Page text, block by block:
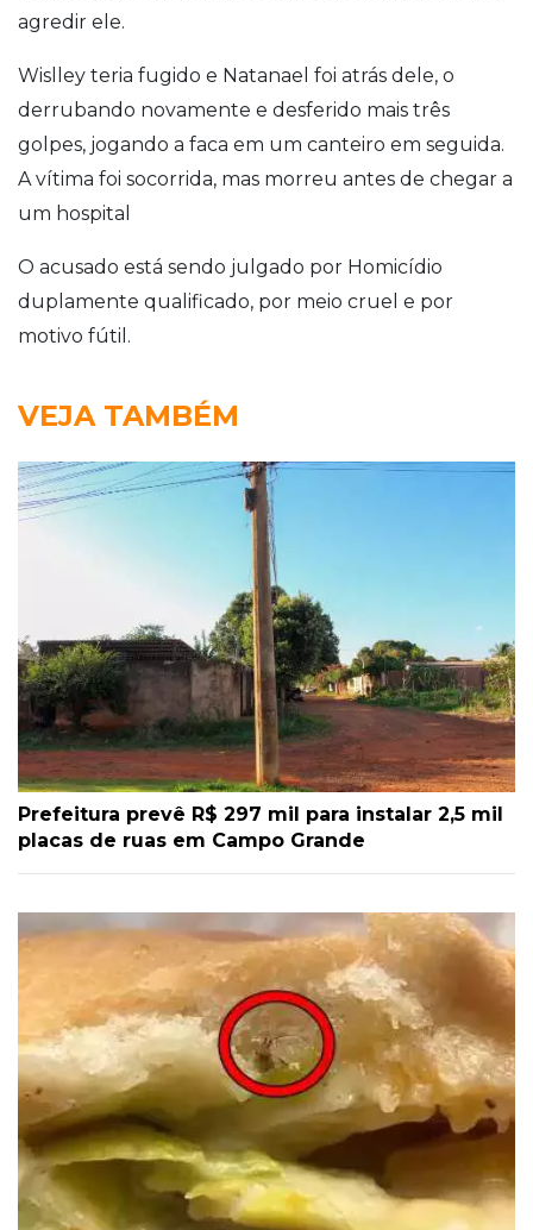
agredir ele.
Wislley teria fugido e Natanael foi atrás dele, o
derrubando novamente e desferido mais três
golpes, jogando a faca em um canteiro em seguida.
A vítima foi socorrida, mas morreu antes de chegar a
um hospital
O acusado está sendo julgado por Homicídio
duplamente qualificado, por meio cruel e por
motivo fútil.
VEJA TAMBÉM
Prefeitura prevê R$ 297 mil para instalar 2,5 mil
placas de ruas em Campo Grande